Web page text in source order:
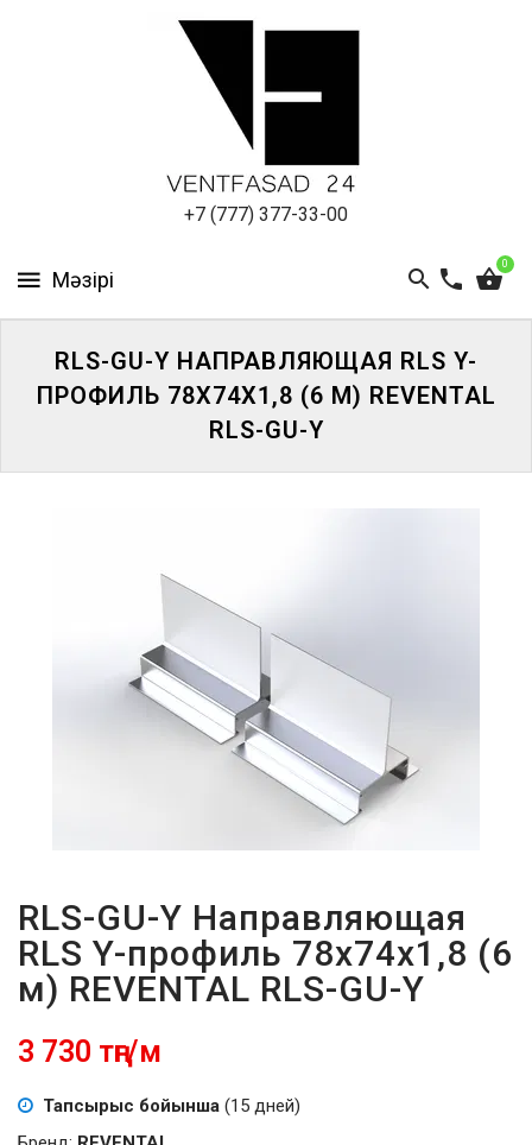
+7 (777) 377-33-00
0
ПАНЕЛИ
RLS-GU-Y НАПРАВЛЯЮЩАЯ RLS Y-
ПРОФИЛЬ 78X74X1,8 (6 М) REVENTAL
RLS-GU-Y
RLS-GU-Y Направляющая
RLS Y-профиль 78x74x1,8 (6
м) REVENTAL RLS-GU-Y
3 730 тңг/м
Тапсырыс бойынша (15 дней)